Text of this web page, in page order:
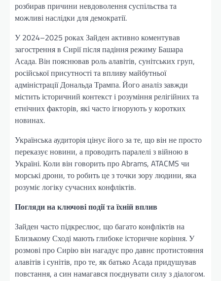
розбирав причини невдоволення суспільства та
можливі наслідки для демократії.
У 2024–2025 роках Зайден активно коментував
загострення в Сирії після падіння режиму Башара
Асада. Він пояснював роль алавітів, сунітських груп,
російської присутності та впливу майбутньої
адміністрації Дональда Трампа. Його аналіз завжди
містить історичний контекст і розуміння релігійних та
етнічних факторів, які часто ігнорують у коротких
новинах.
Українська аудиторія цінує його за те, що він не просто
переказує новини, а проводить паралелі з війною в
Україні. Коли він говорить про Abrams, ATACMS чи
морські дрони, то робить це з точки зору людини, яка
розуміє логіку сучасних конфліктів.
Погляди на ключові події та їхній вплив
Зайден часто підкреслює, що багато конфліктів на
Близькому Сході мають глибоке історичне коріння. У
розмові про Сирію він нагадує про давнє протистояння
алавітів і сунітів, про те, як батько Асада придушував
повстання, а син намагався поєднувати силу з діалогом.